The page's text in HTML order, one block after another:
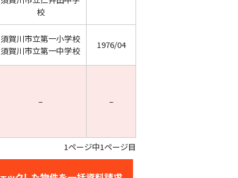
校
須賀川市立第一小学校
須賀川市立第一中学校
1976/04
– –
1ページ中1ページ目